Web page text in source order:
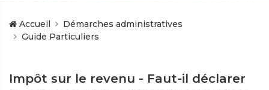
Accueil
Démarches administratives
Guide Particuliers
Impôt sur le revenu - Faut-il déclarer